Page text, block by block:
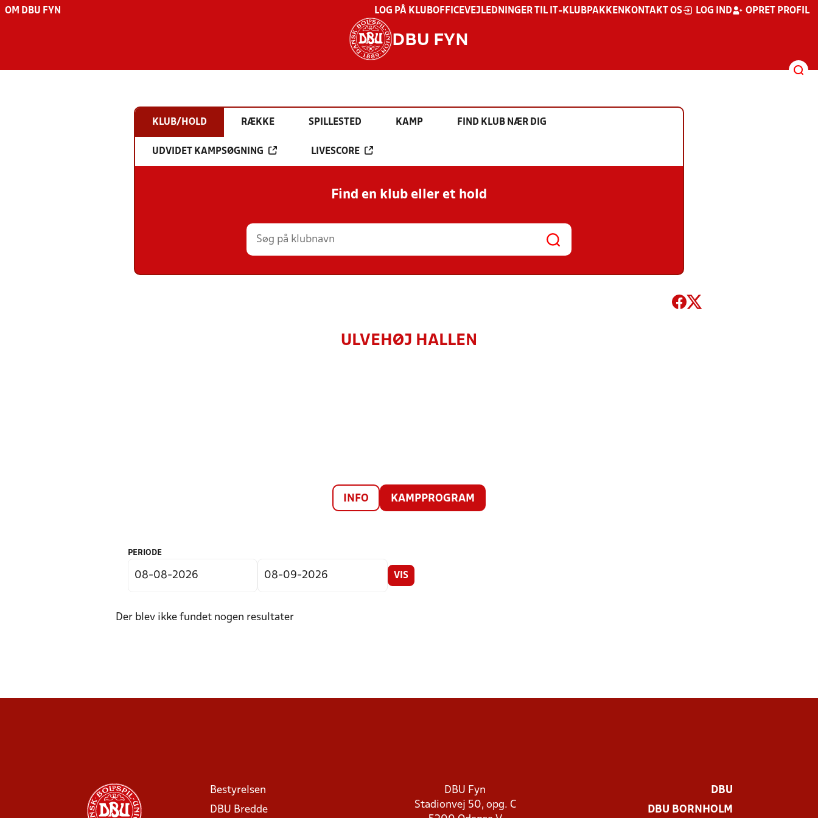
OM DBU FYN LOG PÅ KLUBOFFICEVEJLEDNINGER TIL IT-KLUBPAKKEN KONTAKT OS LOG IND OPRET PROFIL
DBU FYN
KLUB/HOLD RÆKKE SPILLESTED KAMP FIND KLUB NÆR DIG
UDVIDET KAMPSØGNING LIVESCORE
Find en klub eller et hold
ULVEHØJ HALLEN
INFO KAMPPROGRAM
PERIODE
VIS
Der blev ikke fundet nogen resultater
Bestyrelsen
DBU Bredde
DBU Fyn
Stadionvej 50, opg. C
DBU
DBU BORNHOLM